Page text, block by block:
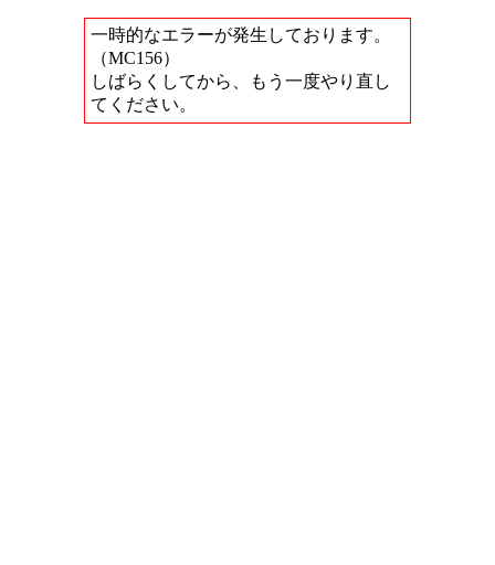
一時的なエラーが発生しております。
（MC156）
しばらくしてから、もう一度やり直し
てください。